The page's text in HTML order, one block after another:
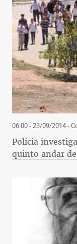
06:00 - 23/09/2014-
Polícia
quinto andar